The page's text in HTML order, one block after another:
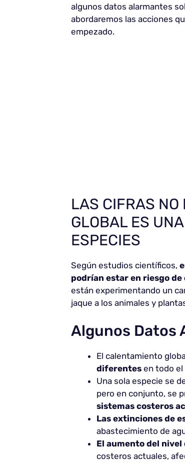
algunos datos alarmantes
abordaremos las acciones
empezado.
LAS CIFRAS NO
GLOBAL ES
ESPECIES
Según estudios científicos,
podrían estar en riesgo
están experimentando un
jaque a los animales y
Algunos Datos
El calentamiento
diferentes en todo el
Una sola especie se
pero en conjunto, se
sistemas costeros
Las extinciones de
abastecimiento de
El aumento del nivel
costeros actuales,